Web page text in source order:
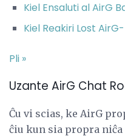
Kiel Ensaluti al AirG
Kiel Reakiri Lost
Pli »
Uzante AirG Chat
Ĉu vi scias, ke AirG
ĉiu kun sia propra